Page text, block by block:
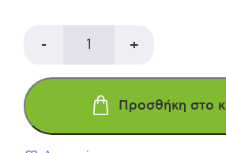
- PLAN
TOYS
+
Προσθήκη στο